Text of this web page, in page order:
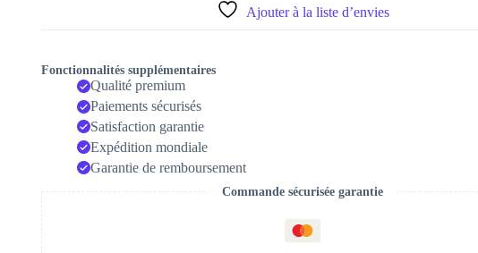
filaire,
sur
la
ordinateur
Ajouter à la liste d’envies
Fonctionnalités supplémentaires
Qualité premium
Paiements sécurisés
Satisfaction garantie
Expédition mondiale
Garantie de remboursement
Commande sécurisée garantie